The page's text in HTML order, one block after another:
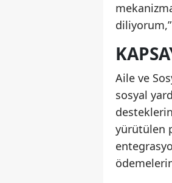
Aile ve
sosyal
yürütülen